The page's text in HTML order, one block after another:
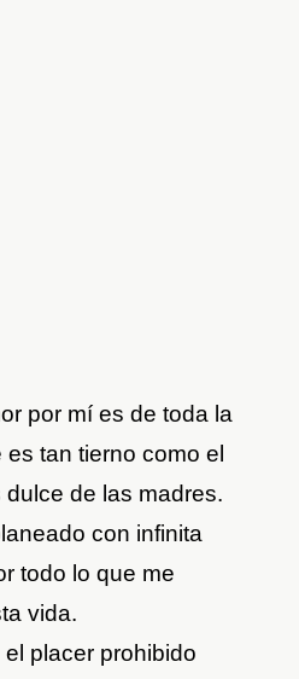
por mí es de toda la
tan tierno como el
de las madres.
con infinita
todo lo que me
vida.
placer prohibido